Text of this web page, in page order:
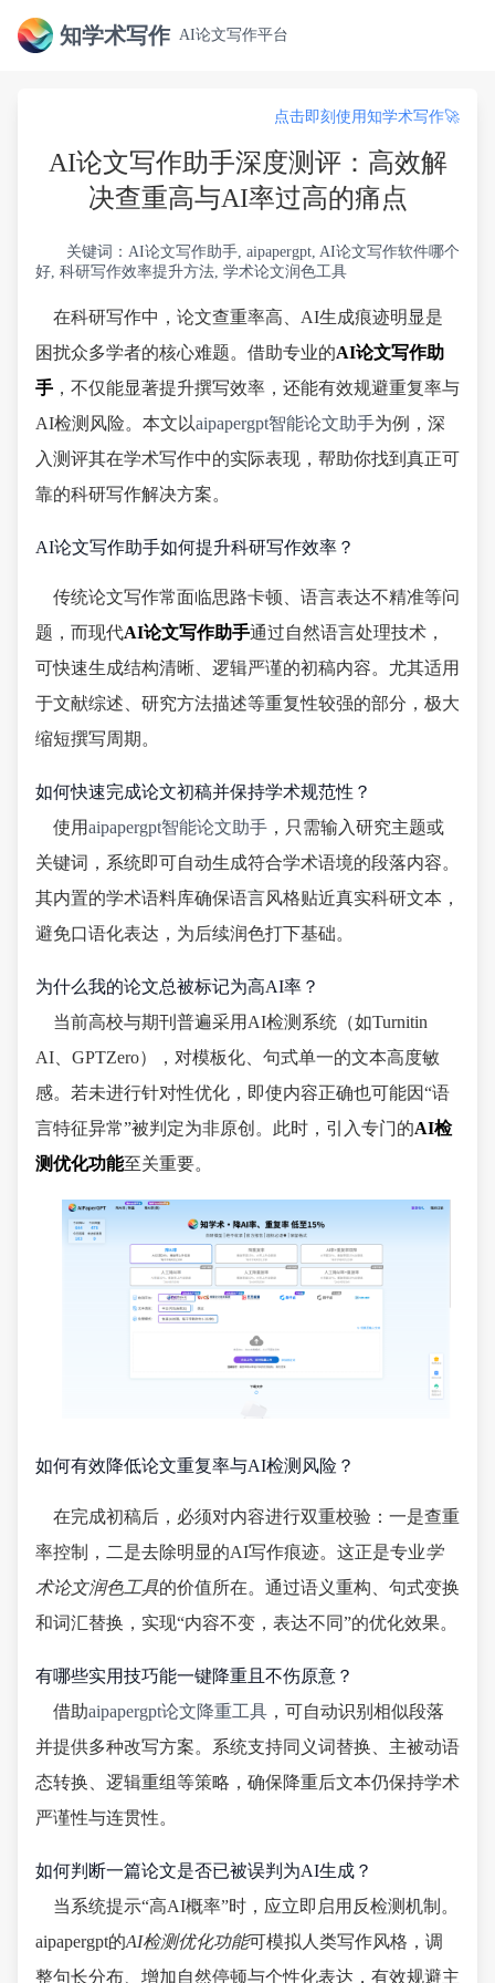
知学术写作 AI论文写作平台
点击即刻使用知学术写作🚀
AI论文写作助手深度测评：高效解
决查重高与AI率过高的痛点
关键词：AI论文写作助手, aipapergpt, AI论文写作软件哪个
好, 科研写作效率提升方法, 学术论文润色工具
在科研写作中，论文查重率高、AI生成痕迹明显是
困扰众多学者的核心难题。借助专业的AI论文写作助
手 ，不仅能显著提升撰写效率，还能有效规避重复率与
AI检测风险。本文以aipapergpt智能论文助手为例，深
入测评其在学术写作中的实际表现，帮助你找到真正可
靠的科研写作解决方案。
AI论文写作助手如何提升科研写作效率？
传统论文写作常面临思路卡顿、语言表达不精准等问
题，而现代AI论文写作助手通过自然语言处理技术，
可快速生成结构清晰、逻辑严谨的初稿内容。尤其适用
于文献综述、研究方法描述等重复性较强的部分，极大
缩短撰写周期。
如何快速完成论文初稿并保持学术规范性？
使用aipapergpt智能论文助手 ，只需输入研究主题或
关键词，系统即可自动生成符合学术语境的段落内容。
其内置的学术语料库确保语言风格贴近真实科研文本，
避免口语化表达，为后续润色打下基础。
为什么我的论文总被标记为高AI率？
当前高校与期刊普遍采用AI检测系统（如Turnitin
AI、GPTZero），对模板化、句式单一的文本高度敏
感。若未进行针对性优化，即使内容正确也可能因“语
言特征异常”被判定为非原创。此时，引入专门的AI检
测优化功能至关重要。
如何有效降低论文重复率与AI检测风险？
在完成初稿后，必须对内容进行双重校验：一是查重
率控制，二是去除明显的AI写作痕迹。这正是专业学
术论文润色工具的价值所在。通过语义重构、句式变换
和词汇替换，实现“内容不变，表达不同”的优化效果。
有哪些实用技巧能一键降重且不伤原意？
借助aipapergpt论文降重工具 ，可自动识别相似段落
并提供多种改写方案。系统支持同义词替换、主被动语
态转换、逻辑重组等策略，确保降重后文本仍保持学术
严谨性与连贯性。
如何判断一篇论文是否已被误判为AI生成？
当系统提示“高AI概率”时，应立即启用反检测机制。
aipapergpt的AI检测优化功能可模拟人类写作风格，调
整句长分布、增加自然停顿与个性化表达，有效规避主